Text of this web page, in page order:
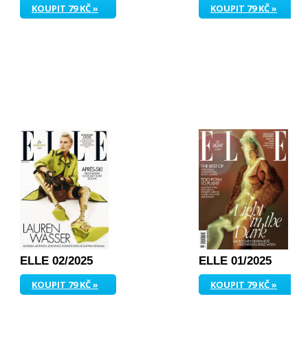
KOUPIT 79 KČ » KOUPIT 79 KČ »
ELLE 02/2025
KOUPIT 79 KČ »
ELLE 01/2025
KOUPIT 79 KČ »